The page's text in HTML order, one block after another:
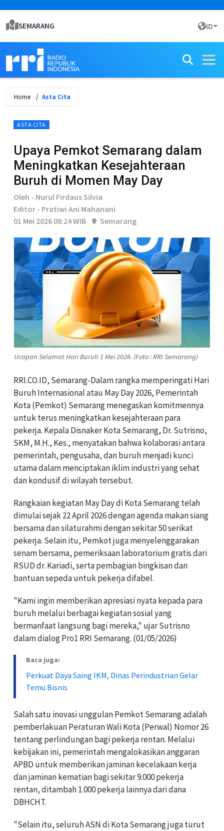
SEMARANG ID
Home Asta Cita
ASTA CITA
Upaya Pemkot Semarang dalam
Meningkatkan Kesejahteraan
Buruh di Momen May Day
Oleh - Nurul Firdaus Silvia
Editor - Pratiwi Ani Mahanani
01 Mei 2026 08:24 WIB
Semarang
Ucapan Selamat Hari Buruh 1 Mei 2026. (Foto : RRI Semarang)
RRI.CO.ID, Semarang-Dalam rangka memperingati Hari
Buruh Internasional atau May Day 2026, Pemerintah
Kota (Pemkot) Semarang menegaskan komitmennya
untuk terus meningkatkan kesejahteraan para
pekerja. Kepala Disnaker Kota Semarang, Dr. Sutrisno,
SKM, M.H., Kes., menyatakan bahwa kolaborasi antara
pemerintah, pengusaha, dan buruh menjadi kunci
utama dalam menciptakan iklim industri yang sehat
dan kondusif di wilayah tersebut.
Rangkaian kegiatan May Day di Kota Semarang telah
dimulai sejak 22 April 2026 dengan agenda makan siang
bersama dan silaturahmi dengan sekitar 50 serikat
pekerja. Selain itu, Pemkot juga menyelenggarakan
senam bersama, pemeriksaan laboratorium gratis dari
RSUD dr. Kariadi, serta pembagian bingkisan dan
bantuan sepeda untuk pekerja difabel.
"Kami ingin memberikan apresiasi nyata kepada para
buruh melalui berbagai kegiatan sosial yang
bermanfaat langsung bagi mereka," ujar Sutrisno
dalam dialog Pro1 RRI Semarang. (01/05/2026)
Baca juga:
Perkuat Daya Saing IKM, Dinas Perindustrian Gelar
Temu Bisnis
Salah satu inovasi unggulan Pemkot Semarang adalah
pemberlakuan Peraturan Wali Kota (Perwal) Nomor 26
tentang perlindungan bagi pekerja rentan. Melalui
kebijakan ini, pemerintah mengalokasikan anggaran
APBD untuk memberikan jaminan kecelakaan kerja
dan jaminan kematian bagi sekitar 9.000 pekerja
rentan, ditambah 1.000 pekerja lainnya dari dana
DBHCHT.
"Selain itu, seluruh ASN di Kota Semarang juga turut